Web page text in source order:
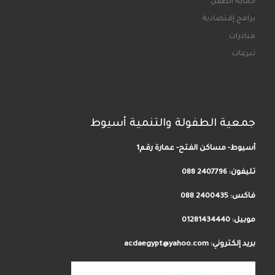
حماية الطفل
برامج إقتصادية
مبادرات
تبرعات
جمعية الطفولة والتنمية أسيوط
أسيوط- مساكن الفتح- عمارة رقم1
تليفون: 2407796 088
فاكس: 2400435 088
موبيل: 01281434440
بريد إلكتروني: acdaegypt@yahoo.com